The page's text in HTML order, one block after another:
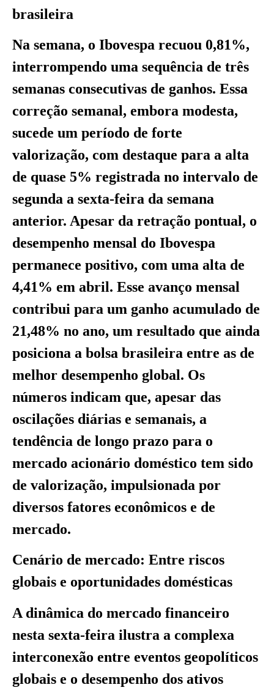
brasileira
Na semana, o Ibovespa recuou 0,81%,
interrompendo uma sequência de três
semanas consecutivas de ganhos. Essa
correção semanal, embora modesta,
sucede um período de forte
valorização, com destaque para a alta
de quase 5% registrada no intervalo de
segunda a sexta-feira da semana
anterior. Apesar da retração pontual, o
desempenho mensal do Ibovespa
permanece positivo, com uma alta de
4,41% em abril. Esse avanço mensal
contribui para um ganho acumulado de
21,48% no ano, um resultado que ainda
posiciona a bolsa brasileira entre as de
melhor desempenho global. Os
números indicam que, apesar das
oscilações diárias e semanais, a
tendência de longo prazo para o
mercado acionário doméstico tem sido
de valorização, impulsionada por
diversos fatores econômicos e de
mercado.
Cenário de mercado: Entre riscos
globais e oportunidades domésticas
A dinâmica do mercado financeiro
nesta sexta-feira ilustra a complexa
interconexão entre eventos geopolíticos
globais e o desempenho dos ativos